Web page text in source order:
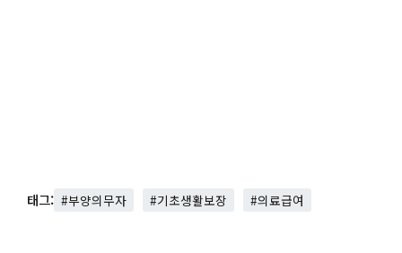
태그: #부양의무자 #기초생활보장 #의료급여